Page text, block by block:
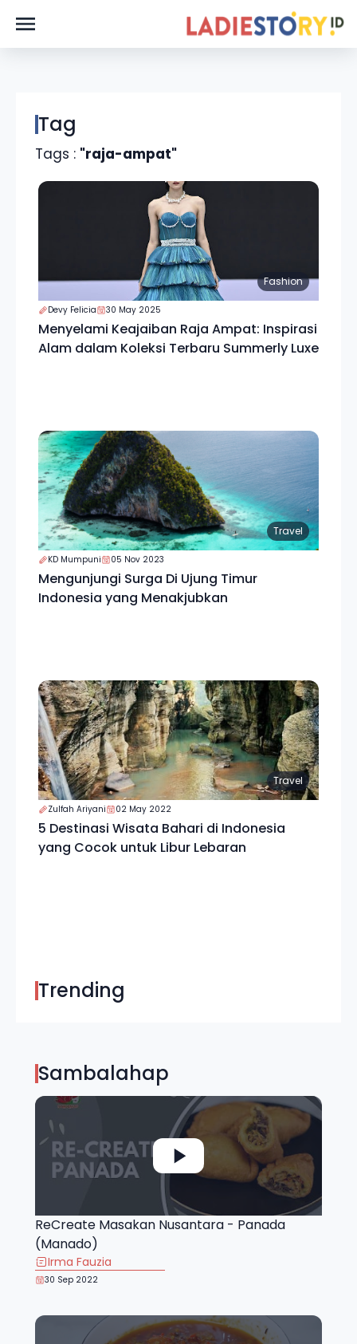
Tag
Tags : "raja-ampat"
Fashion
Devy Felicia 30 May 2025
Menyelami Keajaiban Raja Ampat: Inspirasi
Alam dalam Koleksi Terbaru Summerly Luxe
Travel
KD Mumpuni 05 Nov 2023
Mengunjungi Surga Di Ujung Timur
Indonesia yang Menakjubkan
Travel
Zulfah Ariyani 02 May 2022
5 Destinasi Wisata Bahari di Indonesia
yang Cocok untuk Libur Lebaran
Trending
Sambalahap
ReCreate Masakan Nusantara - Panada
(Manado)
Irma Fauzia
30 Sep 2022